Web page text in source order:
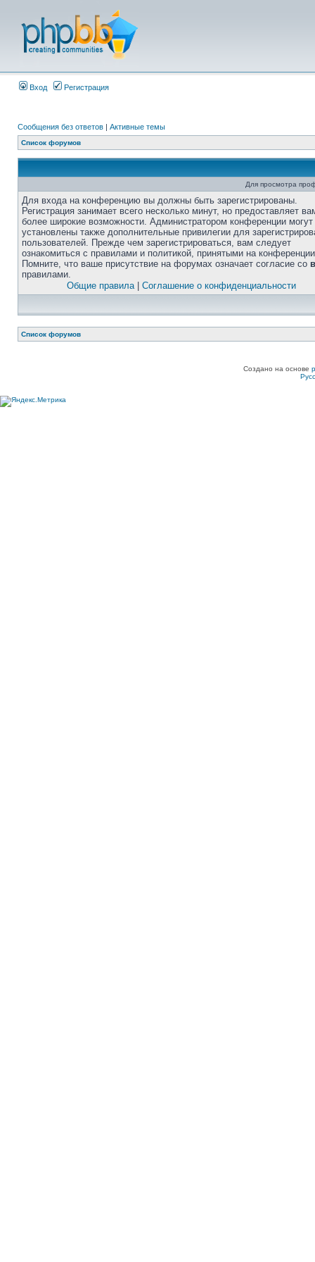
Вход Регистрация
Сообщения без ответов | Активные темы
Список форумов
Для просмотра
Для входа на конференцию вы должны быть зарегистрированы.
Регистрация занимает всего несколько минут, но предоставляет
более широкие возможности. Администратором конференции
установлены также дополнительные привилегии для
пользователей. Прежде чем зарегистрироваться, вам следует
ознакомиться с правилами и политикой, принятыми на
Помните, что ваше присутствие на форумах означает согласие со
правилами.
Общие правила| Соглашение о конфиденциальности
Список форумов
Создано на основе